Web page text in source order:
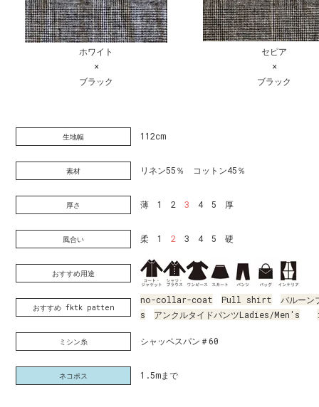
ホワイト
×
ブラック
セピア
×
ブラック
生地幅 112cm
素材 リネン55％ コットン45％
厚さ 薄 1 2 3 4 5 厚
風合い 柔 1 2 3 4 5 硬
おすすめ用途
おすすめ fktk patten
no-collar-coat Pull shirt
バルーン
s
アンクルタイドパンツLadies/Men's
ミシン糸 シャッペスパン＃60
ネコポス 1.5mまで